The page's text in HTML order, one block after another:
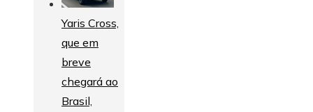
Yaris Cross,
que em
breve
chegará ao
Brasil,